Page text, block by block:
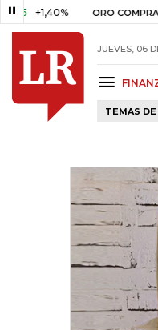
ORO COMPRA
JUEVES, 06
TEMAS DE